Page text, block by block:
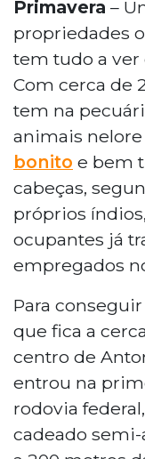
Primavera –
propriedades
tem tudo a ver
Com cerca de
tem na
animais
bonito e bem
cabeças,
próprios
ocupantes já
empregados
Para
que fica a
centro de
entrou na
rodovia
cadeado